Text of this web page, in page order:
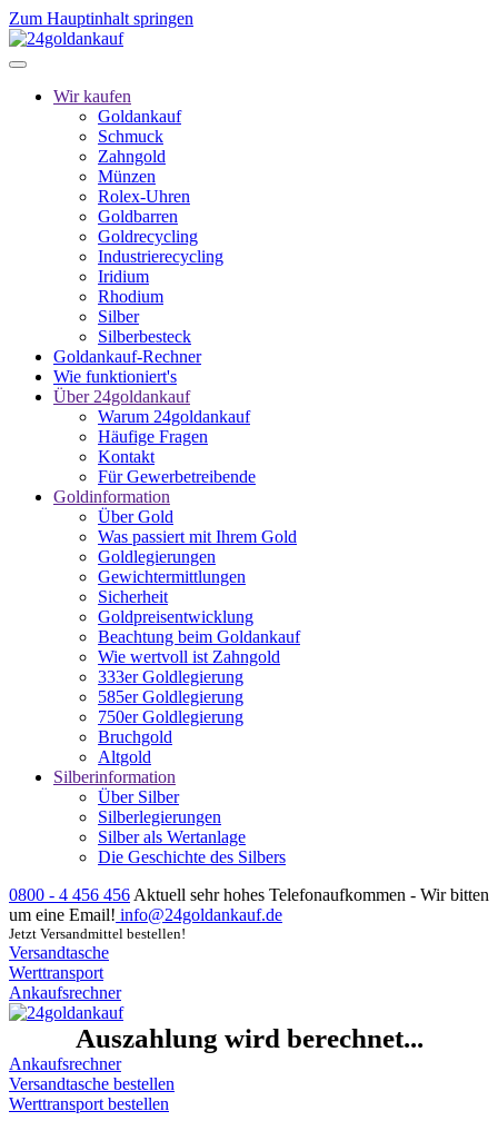
Zum Hauptinhalt springen
Wir kaufen
Goldankauf
Schmuck
Zahngold
Münzen
Rolex-Uhren
Goldbarren
Goldrecycling
Industrierecycling
Iridium
Rhodium
Silber
Silberbesteck
Goldankauf-Rechner
Wie funktioniert's
Über 24goldankauf
Warum 24goldankauf
Häufige Fragen
Kontakt
Für Gewerbetreibende
Goldinformation
Über Gold
Was passiert mit Ihrem Gold
Goldlegierungen
Gewichtermittlungen
Sicherheit
Goldpreisentwicklung
Beachtung beim Goldankauf
Wie wertvoll ist Zahngold
333er Goldlegierung
585er Goldlegierung
750er Goldlegierung
Bruchgold
Altgold
Silberinformation
Über Silber
Silberlegierungen
Silber als Wertanlage
Die Geschichte des Silbers
0800 - 4 456 456 Aktuell sehr hohes Telefonaufkommen - Wir bitten
um eine Email! info@24goldankauf.de
Jetzt Versandmittel bestellen!
Versandtasche
Werttransport
Ankaufsrechner
Auszahlung wird berechnet...
Ankaufsrechner
Versandtasche bestellen
Werttransport bestellen